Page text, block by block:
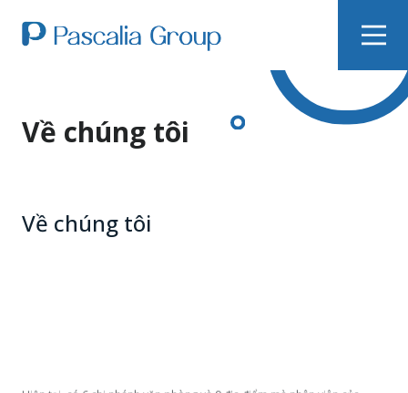
Về chúng tôi
Về chúng tôi
của chúng tôi sẽ có thể có được nhận thức mới, kết nối với nhau, khuyến
khích phát triển hiệu quả và lớn mạnh.